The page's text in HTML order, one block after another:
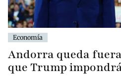
Economía
Andorra queda
que Trump